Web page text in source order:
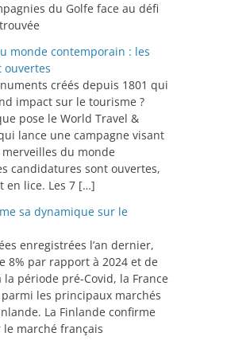
du Golfe face au défi
monde contemporain : les
ouvertes
créés depuis 1801 qui
impact sur le tourisme ?
pose le World Travel &
lance une campagne visant
du monde
candidatures sont ouvertes,
en lice. Les 7 […]
sa dynamique sur le
enregistrées l’an dernier,
8% par rapport à 2024 et de
période pré-Covid, la France
les principaux marchés
La Finlande confirme
marché français